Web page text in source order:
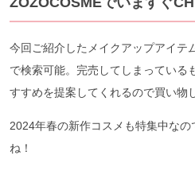
今回ご紹介したメイクアップアイテ
で検索可能。完売してしまっている
すすめを提案してくれるので買い物
2024年春の新作コスメも特集中な
ね！